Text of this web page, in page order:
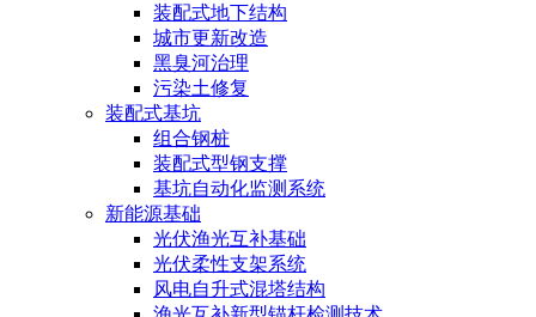
装配式地下结构
城市更新改造
黑臭河治理
污染土修复
装配式基坑
组合钢桩
装配式型钢支撑
基坑自动化监测系统
新能源基础
光伏渔光互补基础
光伏柔性支架系统
风电自升式混塔结构